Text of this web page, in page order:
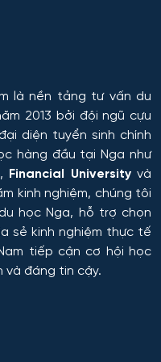
và công nghệ sinh
chứng
nghệ sinh học
gỗ
xuất
là nền tảng tư vấn du
2013 bởi đội ngũ cựu
diện tuyển sinh chính
hàng đầu tại Nga như
, Financial Universityvà
kinh nghiệm, chúng tôi
học Nga, hỗ trợ chọn
sẻ kinh nghiệm thực tế
tiếp cận cơ hội học
và đáng tin cậy.